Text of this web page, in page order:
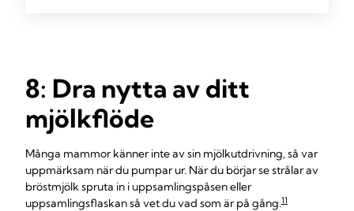
8: Dra nytta av ditt
mjölkflöde
Många mammor känner inte av sin mjölkutdrivning, så var
uppmärksam när du pumpar ur. När du börjar se strålar av
bröstmjölk spruta in i uppsamlingspåsen eller
uppsamlingsflaskan så vet du vad som är på gång.11